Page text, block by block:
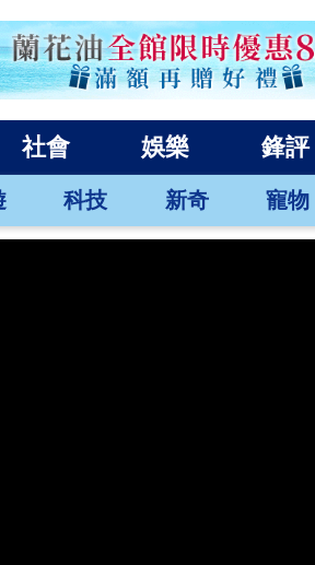
社會 娛樂 鋒評
科技 新奇 寵物